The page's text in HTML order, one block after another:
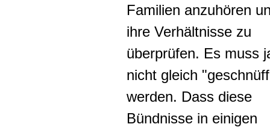
Familien anzuhören
ihre Verhältnisse zu
überprüfen. Es muss
nicht gleich
werden. Dass diese
Bündnisse in einigen